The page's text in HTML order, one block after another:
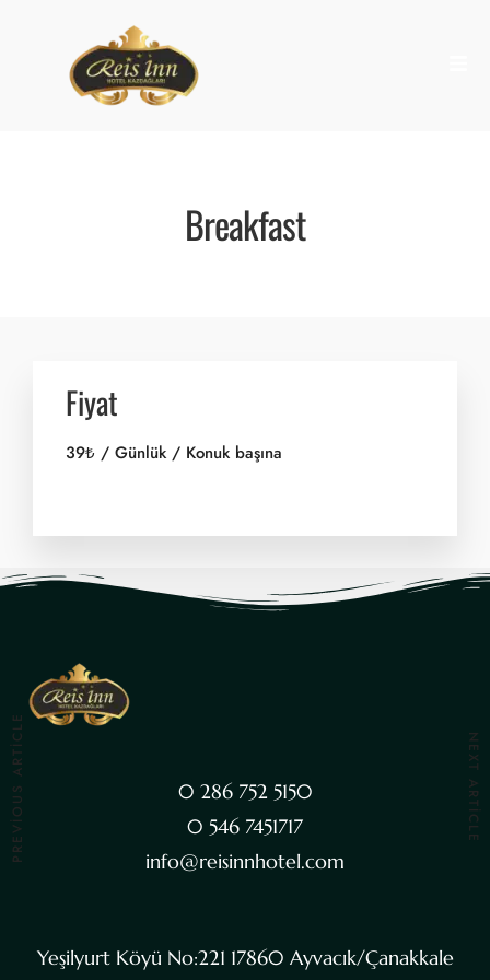
Breakfast
Fiyat
39₺ / Günlük / Konuk başına
PREVIOUS ARTICLE NEXT ARTICLE
0 286 752 5150
0 546 7451717
info@reisinnhotel.com
Yeşilyurt Köyü No:221 17860 Ayvacık/Çanakkale